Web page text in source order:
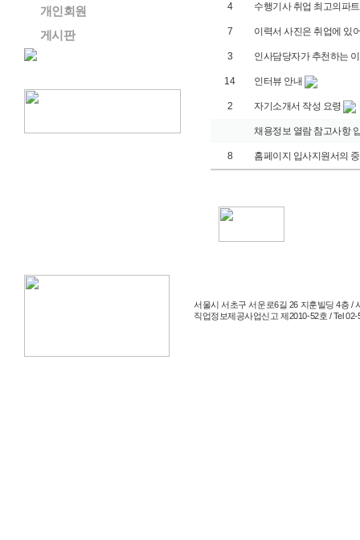
개인회원
게시판
4 수행기사 취업 최고의파
7 이력서 사진은 취업에 있
3 인사담당자가 추천하는
14 인터뷰 안내
2 자기소개서 작성 요령
채용정보 열람 참고사항
8 홈페이지 입사지원서의
서울시 서초구 서운로6길 26 지훈빌딩 4층 /
직업정보제공사업신고 제2010-52호 / Tel